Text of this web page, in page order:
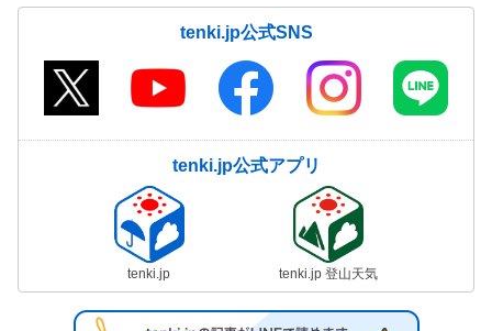
tenki.jp公式SNS
tenki.jp公式アプリ
tenki.jp tenki.jp 登山天気